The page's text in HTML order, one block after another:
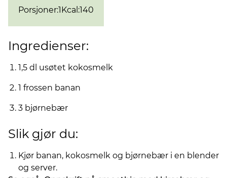
Porsjoner:1Kcal :140
Ingredienser:
1,5 dl usøtet kokosmelk
1 frossen banan
3 bjørnebær
Slik gjør du:
Kjør banan, kokosmelk og bjørnebær i en blender
og server.